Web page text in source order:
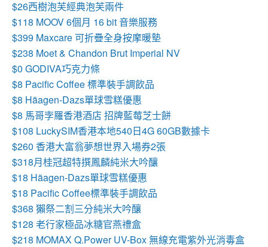
$26西樹泡芙經典泡芙兩件
$118 MOOV 6個月 16 bit 音樂服務
$399 Maxcare 可折疊全身按摩暖墊
$238 Moet & Chandon Brut Imperial NV
$0 GODIVA巧克力條
$8 Pacific Coffee 標準裝手調飲品
$8 Häagen-Dazs單球雪糕優惠
$8 馬哥孛羅香港酒店 招牌藍莓芝士餅
$108 LuckySIM香港本地540日4G 60GB數據卡
$260 香港大富翁夢想世界入場券2張
$318月桂冠超特撰鳳麟純米大吟釀
$18 Häagen-Dazs單球雪糕優惠
$18 Pacific Coffee標準裝手調飲品
$368 獺祭二割三分純米大吟釀
$128 老行家極品冰糖官燕禮盒
$218 MOMAX Q.Power UV-Box 無線充電紫外光消毒盒